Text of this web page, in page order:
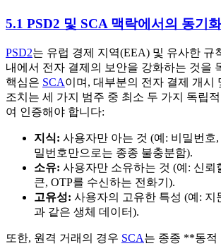
5.1 PSD2 및 SCA 맥락에서의 동기
PSD2는 유럽 경제 지역(EEA) 및 유사한 규
내에서 전자 결제의 보안을 강화하는 것을
핵심은 SCA이며, 대부분의 전자 결제 개시
조치는 세 가지 범주 중 최소 두 가지 독립
여 인증해야 합니다:
지식: 사용자만 아는 것 (예: 비밀번호,
밀번호만으로는 종종 불충분함).
소유: 사용자만 소유하는 것 (예: 신뢰
큰, OTP를 수신하는 전화기).
고유성: 사용자의 고유한 특성 (예: 지
과 같은 생체 데이터).
또한, 원격 거래의 경우 SCA는 종종 **동적